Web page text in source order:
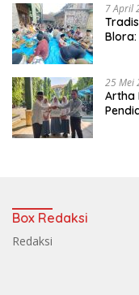
7 April
25 Mei
Artha
Box Redaksi
Redaksi